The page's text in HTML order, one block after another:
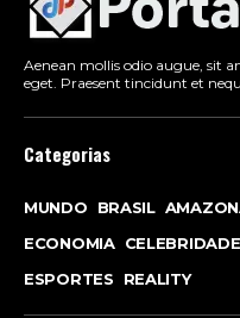
Aenean mollis odio augue, sit
eget. Praesent tincidunt et
Categorias
MUNDO BRASIL
ECONOMIA
ESPORTES
REALITY